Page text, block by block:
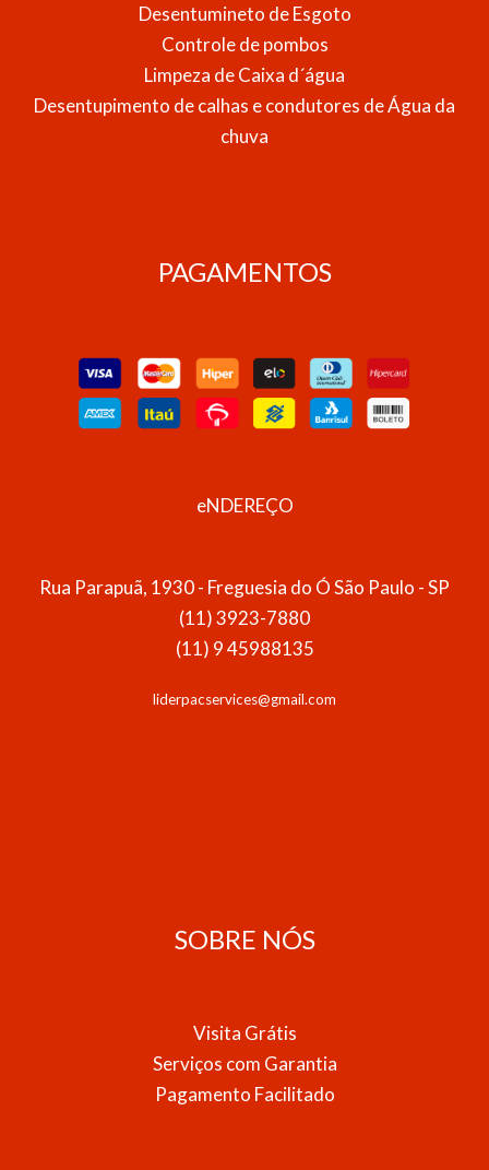
Desentumineto de Esgoto
Controle de pombos
Limpeza de Caixa d´água
Desentupimento de calhas e condutores de Água da
chuva
PAGAMENTOS
eNDEREÇO
Rua Parapuã, 1930 - Freguesia do Ó São Paulo - SP
(11) 3923-7880
(11) 9 45988135
liderpacservices@gmail.com
SOBRE NÓS
Visita Grátis
Serviços com Garantia
Pagamento Facilitado